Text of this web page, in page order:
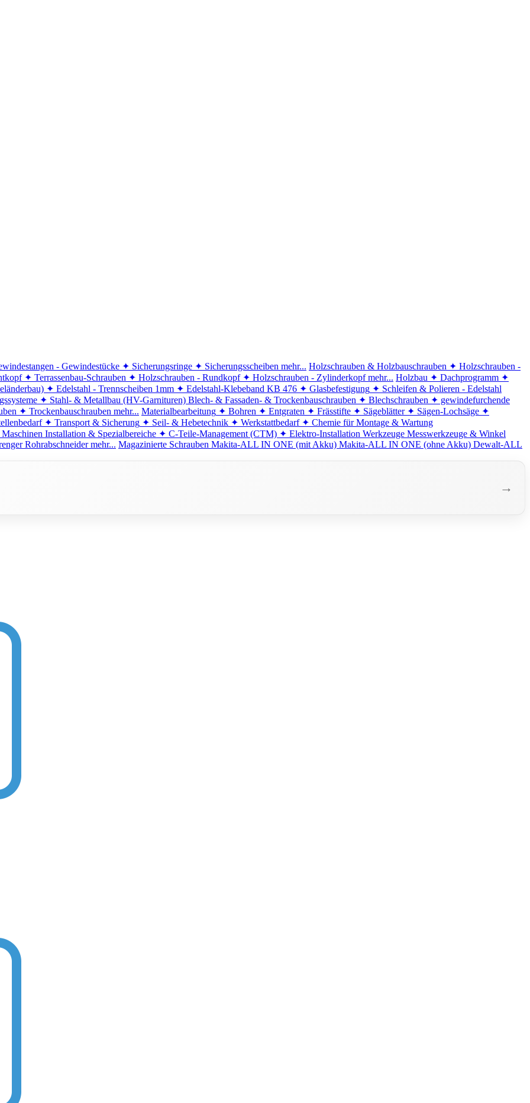
- Gewindestücke ✦ Sicherungsringe ✦ Sicherungsscheiben mehr... Holzschrauben & Holzbauschrauben ✦ Holzschrauben -
✦ Terrassenbau-Schrauben ✦ Holzschrauben - Rundkopf ✦ Holzschrauben - Zylinderkopf mehr... Holzbau ✦ Dachprogramm ✦
✦ Edelstahl - Trennscheiben 1mm ✦ Edelstahl-Klebeband KB 476 ✦ Glasbefestigung ✦ Schleifen & Polieren - Edelstahl
✦ Stahl- & Metallbau (HV-Garnituren) Blech- & Fassaden- & Trockenbauschrauben ✦ Blechschrauben ✦ gewindefurchende
✦ Trockenbauschrauben mehr... Materialbearbeitung ✦ Bohren ✦ Entgraten ✦ Frässtifte ✦ Sägeblätter ✦ Sägen-Lochsäge ✦
✦ Transport & Sicherung ✦ Seil- & Hebetechnik ✦ Werkstattbedarf ✦ Chemie für Montage & Wartung
Installation & Spezialbereiche ✦ C-Teile-Management (CTM) ✦ Elektro-Installation Werkzeuge Messwerkzeuge & Winkel
Rohrabschneider mehr... Magazinierte Schrauben Makita-ALL IN ONE (mit Akku) Makita-ALL IN ONE (ohne Akku) Dewalt-ALL
→